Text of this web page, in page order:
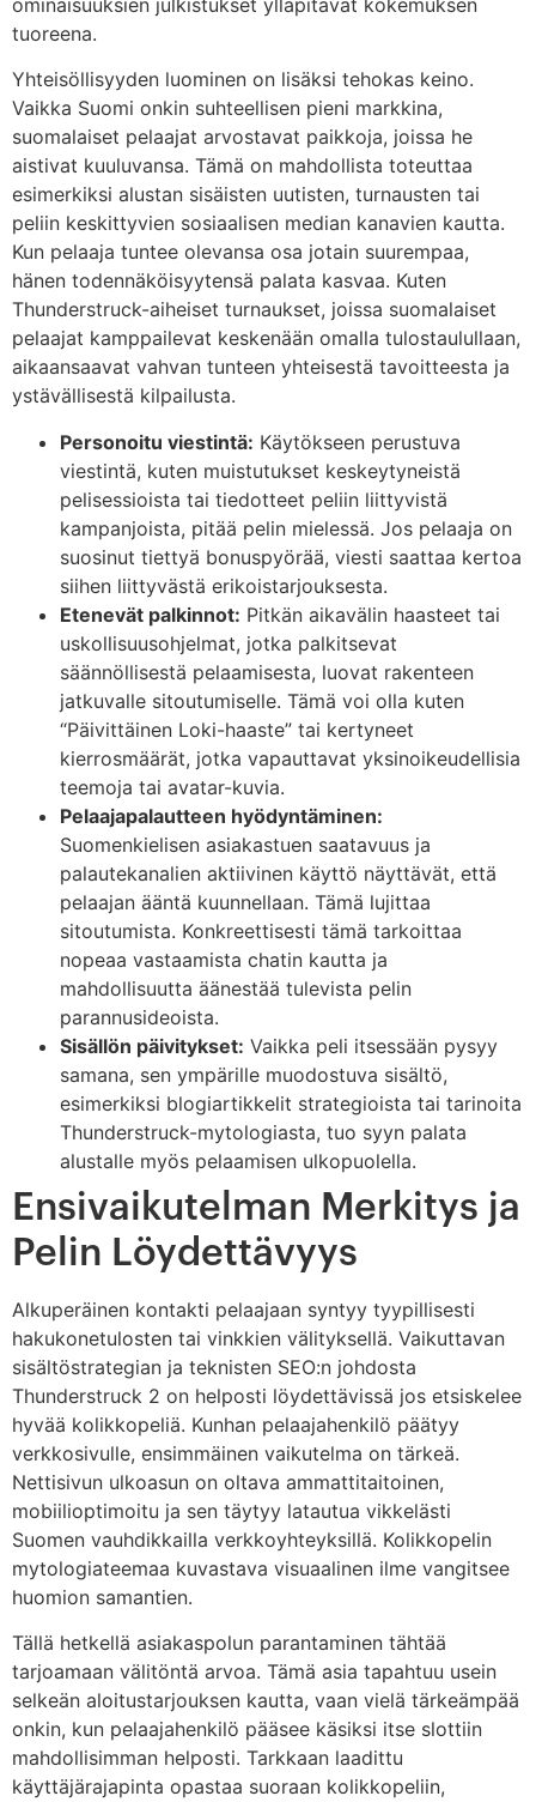
ominaisuuksien julkistukset ylläpitävät kokemuksen
tuoreena.
Yhteisöllisyyden luominen on lisäksi tehokas keino.
Vaikka Suomi onkin suhteellisen pieni markkina,
suomalaiset pelaajat arvostavat paikkoja, joissa he
aistivat kuuluvansa. Tämä on mahdollista toteuttaa
esimerkiksi alustan sisäisten uutisten, turnausten tai
peliin keskittyvien sosiaalisen median kanavien kautta.
Kun pelaaja tuntee olevansa osa jotain suurempaa,
hänen todennäköisyytensä palata kasvaa. Kuten
Thunderstruck-aiheiset turnaukset, joissa suomalaiset
pelaajat kamppailevat keskenään omalla tulostaulullaan,
aikaansaavat vahvan tunteen yhteisestä tavoitteesta ja
ystävällisestä kilpailusta.
Personoitu viestintä: Käytökseen perustuva
viestintä, kuten muistutukset keskeytyneistä
pelisessioista tai tiedotteet peliin liittyvistä
kampanjoista, pitää pelin mielessä. Jos pelaaja on
suosinut tiettyä bonuspyörää, viesti saattaa kertoa
siihen liittyvästä erikoistarjouksesta.
Etenevät palkinnot: Pitkän aikavälin haasteet tai
uskollisuusohjelmat, jotka palkitsevat
säännöllisestä pelaamisesta, luovat rakenteen
jatkuvalle sitoutumiselle. Tämä voi olla kuten
“Päivittäinen Loki-haaste” tai kertyneet
kierrosmäärät, jotka vapauttavat yksinoikeudellisia
teemoja tai avatar-kuvia.
Pelaajapalautteen hyödyntäminen:
Suomenkielisen asiakastuen saatavuus ja
palautekanalien aktiivinen käyttö näyttävät, että
pelaajan ääntä kuunnellaan. Tämä lujittaa
sitoutumista. Konkreettisesti tämä tarkoittaa
nopeaa vastaamista chatin kautta ja
mahdollisuutta äänestää tulevista pelin
parannusideoista.
Sisällön päivitykset: Vaikka peli itsessään pysyy
samana, sen ympärille muodostuva sisältö,
esimerkiksi blogiartikkelit strategioista tai tarinoita
Thunderstruck-mytologiasta, tuo syyn palata
alustalle myös pelaamisen ulkopuolella.
Ensivaikutelman Merkitys ja
Pelin Löydettävyys
Alkuperäinen kontakti pelaajaan syntyy tyypillisesti
hakukonetulosten tai vinkkien välityksellä. Vaikuttavan
sisältöstrategian ja teknisten SEO:n johdosta
Thunderstruck 2 on helposti löydettävissä jos etsiskelee
hyvää kolikkopeliä. Kunhan pelaajahenkilö päätyy
verkkosivulle, ensimmäinen vaikutelma on tärkeä.
Nettisivun ulkoasun on oltava ammattitaitoinen,
mobiilioptimoitu ja sen täytyy latautua vikkelästi
Suomen vauhdikkailla verkkoyhteyksillä. Kolikkopelin
mytologiateemaa kuvastava visuaalinen ilme vangitsee
huomion samantien.
Tällä hetkellä asiakaspolun parantaminen tähtää
tarjoamaan välitöntä arvoa. Tämä asia tapahtuu usein
selkeän aloitustarjouksen kautta, vaan vielä tärkeämpää
onkin, kun pelaajahenkilö pääsee käsiksi itse slottiin
mahdollisimman helposti. Tarkkaan laadittu
käyttäjärajapinta opastaa suoraan kolikkopeliin,